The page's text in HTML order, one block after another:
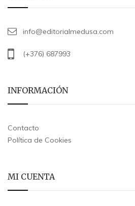
info@editorialmedusa.com
(+376) 687993
INFORMACIÓN
Contacto
Política de Cookies
MI CUENTA